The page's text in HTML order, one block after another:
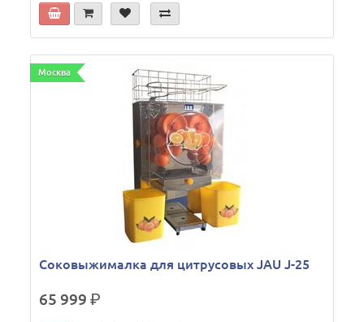
Москва
Соковыжималка для цитрусовых JAU J-25
65 999р.